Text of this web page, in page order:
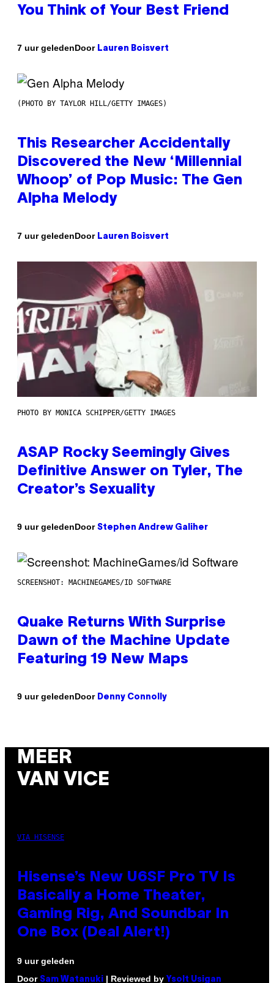
You Think of Your Best Friend
7 uur geledenDoor Lauren Boisvert
(PHOTO BY TAYLOR HILL/GETTY IMAGES)
This Researcher Accidentally
Discovered the New ‘Millennial
Whoop’ of Pop Music: The Gen
Alpha Melody
7 uur geledenDoor Lauren Boisvert
PHOTO BY MONICA SCHIPPER/GETTY IMAGES
ASAP Rocky Seemingly Gives
Definitive Answer on Tyler, The
Creator’s Sexuality
9 uur geledenDoor Stephen Andrew Galiher
SCREENSHOT: MACHINEGAMES/ID SOFTWARE
Quake Returns With Surprise
Dawn of the Machine Update
Featuring 19 New Maps
9 uur geledenDoor Denny Connolly
MEER
VAN VICE
VIA HISENSE
Hisense’s New U6SF Pro TV Is
Basically a Home Theater,
Gaming Rig, And Soundbar In
One Box (Deal Alert!)
9 uur geleden
Door Sam Watanuki | Reviewed by Ysolt Usigan